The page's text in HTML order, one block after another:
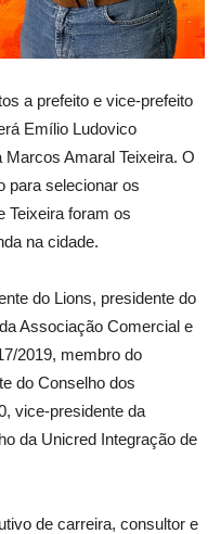
a prefeito e vice-prefeito
Emílio Ludovico
Amaral Teixeira. O
para selecionar os
Teixeira foram os
na cidade.
do Lions, presidente do
Associação Comercial e
2019, membro do
do Conselho dos
vice-presidente da
da Unicred Integração de
de carreira, consultor e